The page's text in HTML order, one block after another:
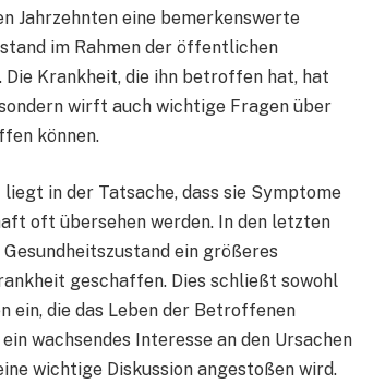
Jahrzehnten eine bemerkenswerte
im Rahmen der öffentlichen
Krankheit, die ihn betroffen hat, hat
wirft auch wichtige Fragen über
können.
in der Tatsache, dass sie Symptome
oft übersehen werden. In den letzten
ein größeres
geschaffen. Dies schließt sowohl
ein, die das Leben der Betroffenen
wachsendes Interesse an den Ursachen
wichtige Diskussion angestoßen wird.